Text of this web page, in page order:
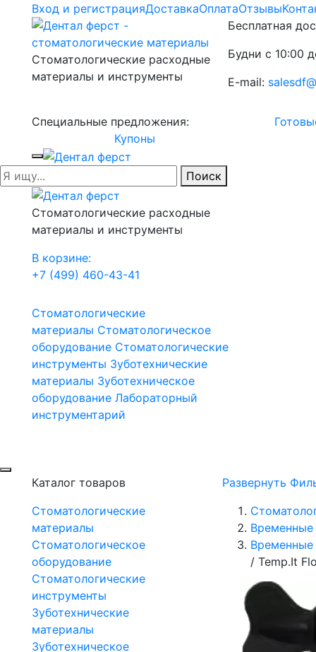
Вход и регистрацияДоставкаОплатаОтзывы
Стоматологические расходные
материалы и инструменты
Бесплатная
Будни с 10:00
E-mail:
Специальные предложения:
Купоны
Поиск
Стоматологические расходные
материалы и инструменты
В корзине:
+7 (499) 460-43-41
Стоматологические
материалы Стоматологическое
оборудование Стоматологические
инструменты Зуботехнические
материалы Зуботехническое
оборудование Лабораторный
инструментарий
Каталог товаров
Стоматологические
материалы
Стоматологическое
оборудование
Стоматологические
инструменты
Зуботехнические
материалы
Зуботехническое
Развернуть
/ Temp.It